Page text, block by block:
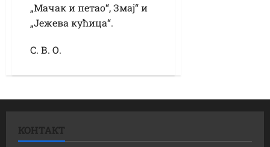
„Мачак и петао“, Змај“ и
„Јежева кућица“.
С. В. О.
КОНТАКТ